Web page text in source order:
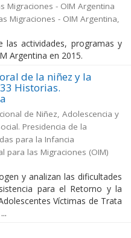
Migraciones - OIM Argentina
Migraciones - OIM Argentina,
las actividades, programas y
Argentina en 2015.
de la niñez y la
Historias.
de Niñez, Adolescencia y
Presidencia de la
para la Infancia
para las Migraciones (OIM)
y analizan las dificultades
para el Retorno y la
Víctimas de Trata